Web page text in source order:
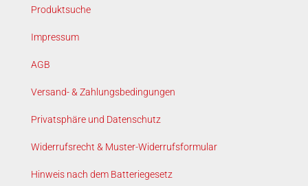
Produktsuche
Impressum
AGB
Versand- & Zahlungsbedingungen
Privatsphäre und Datenschutz
Widerrufsrecht & Muster-Widerrufsformular
Hinweis nach dem Batteriegesetz